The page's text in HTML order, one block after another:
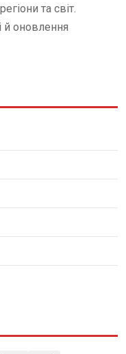
та світ.
й оновлення